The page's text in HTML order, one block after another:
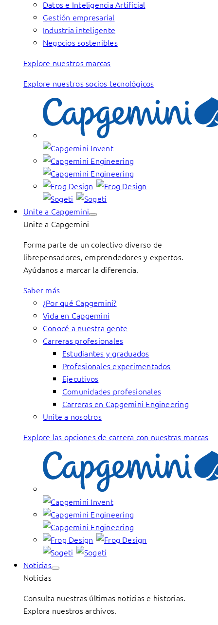
Datos e Inteligencia Artificial
Gestión empresarial
Industria inteligente
Negocios sostenibles
Explore nuestros marcas
Explore nuestros socios tecnológicos
Unite a Capgemini
Unite a Capgemini
Forma parte de un colectivo diverso de
librepensadores, emprendedores y expertos.
Ayúdanos a marcar la diferencia.
Saber más
¿Por qué Capgemini?
Vida en Capgemini
Conocé a nuestra gente
Carreras profesionales
Estudiantes y graduados
Profesionales experimentados
Ejecutivos
Comunidades profesionales
Carreras en Capgemini Engineering
Unite a nosotros
Explore las opciones de carrera con nuestras marcas
Noticias
Noticias
Consulta nuestras últimas noticias e historias.
Explora nuestros archivos.